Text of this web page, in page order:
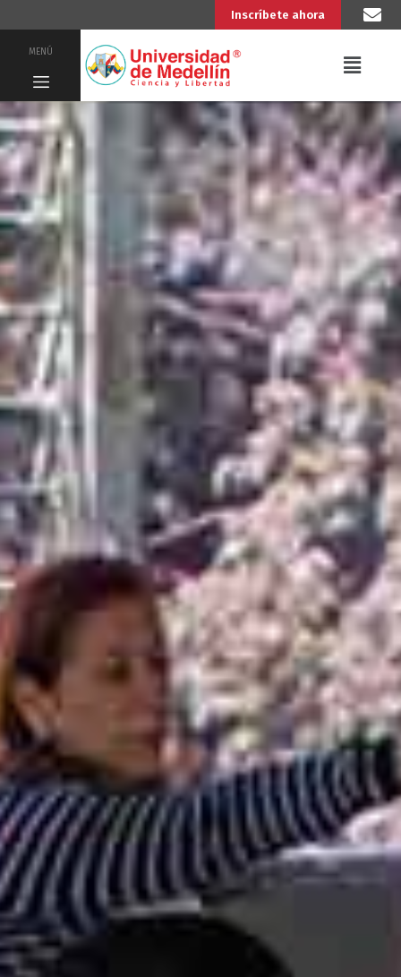
Inscríbete ahora
MENÚ